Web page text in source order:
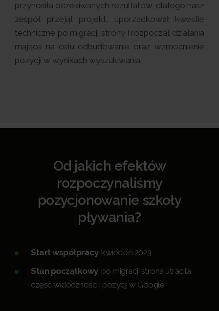
przynosiła oczekiwanych rezultatów, dlatego nasz
zespół przejął projekt, uporządkował kwestie
techniczne po migracji strony i rozpoczął działania
mające na celu odbudowanie oraz wzmocnienie
pozycji w wynikach wyszukiwania.
Od jakich efektów
rozpoczynaliśmy
pozycjonowanie szkoły
pływania?
Start współpracy: kwiecień 2023
Stan początkowy: po migracji strona utraciła
część widoczności i pozycji w Google.